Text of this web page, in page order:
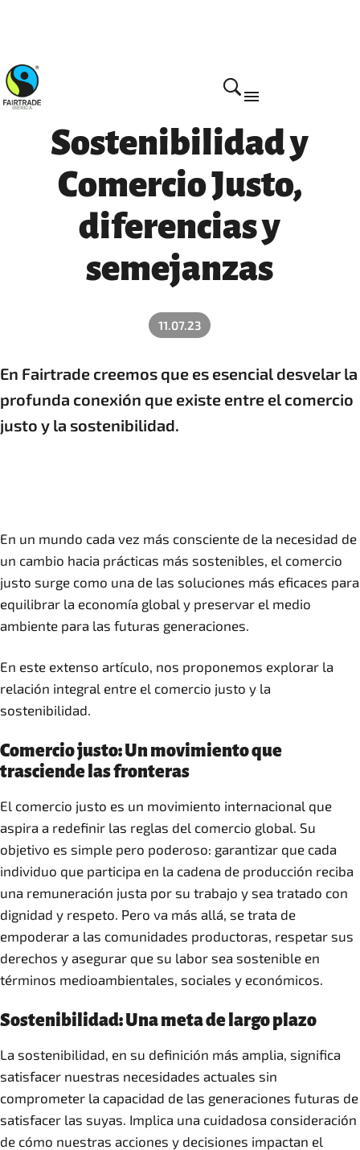
Actualidad
Sostenibilidad y
Comercio Justo,
diferencias y
semejanzas
11.07.23
En Fairtrade creemos que es esencial desvelar la
profunda conexión que existe entre el comercio
justo y la sostenibilidad.
En un mundo cada vez más consciente de la necesidad de
un cambio hacia prácticas más sostenibles, el comercio
justo surge como una de las soluciones más eficaces para
equilibrar la economía global y preservar el medio
ambiente para las futuras generaciones.
En este extenso artículo, nos proponemos explorar la
relación integral entre el comercio justo y la
sostenibilidad.
Comercio justo: Un movimiento que
trasciende las fronteras
El comercio justo es un movimiento internacional que
aspira a redefinir las reglas del comercio global. Su
objetivo es simple pero poderoso: garantizar que cada
individuo que participa en la cadena de producción reciba
una remuneración justa por su trabajo y sea tratado con
dignidad y respeto. Pero va más allá, se trata de
empoderar a las comunidades productoras, respetar sus
derechos y asegurar que su labor sea sostenible en
términos medioambientales, sociales y económicos.
Sostenibilidad: Una meta de largo plazo
La sostenibilidad, en su definición más amplia, significa
satisfacer nuestras necesidades actuales sin
comprometer la capacidad de las generaciones futuras de
satisfacer las suyas. Implica una cuidadosa consideración
de cómo nuestras acciones y decisiones impactan el